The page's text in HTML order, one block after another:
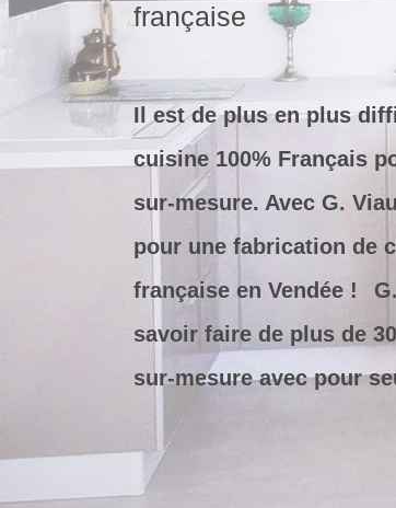
française
Il est de plus en plus
cuisine 100% Français
sur-mesure. Avec G.
pour une fabrication de
française en Vendée !
savoir faire de plus de
sur-mesure avec pour